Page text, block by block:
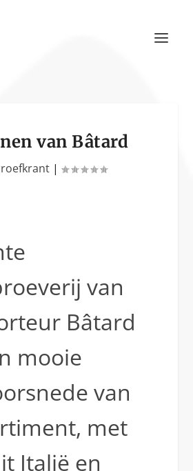
van Bâtard
|
van
Bâtard
mooie
van
met
Italië en